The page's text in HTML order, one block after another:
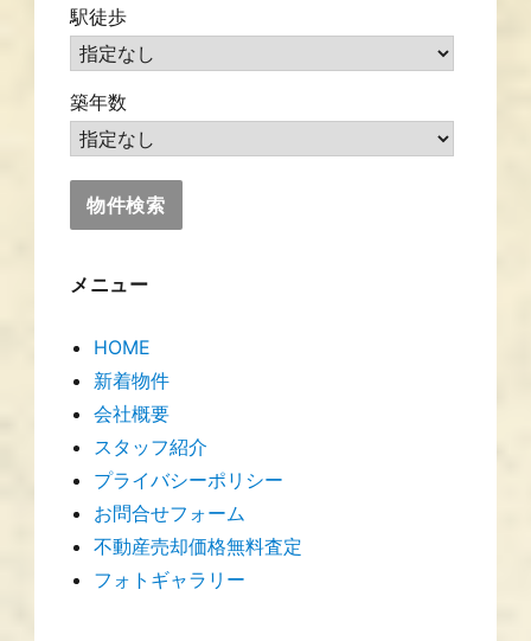
駅徒歩
築年数
メニュー
HOME
新着物件
会社概要
スタッフ紹介
プライバシーポリシー
お問合せフォーム
不動産売却価格無料査定
フォトギャラリー